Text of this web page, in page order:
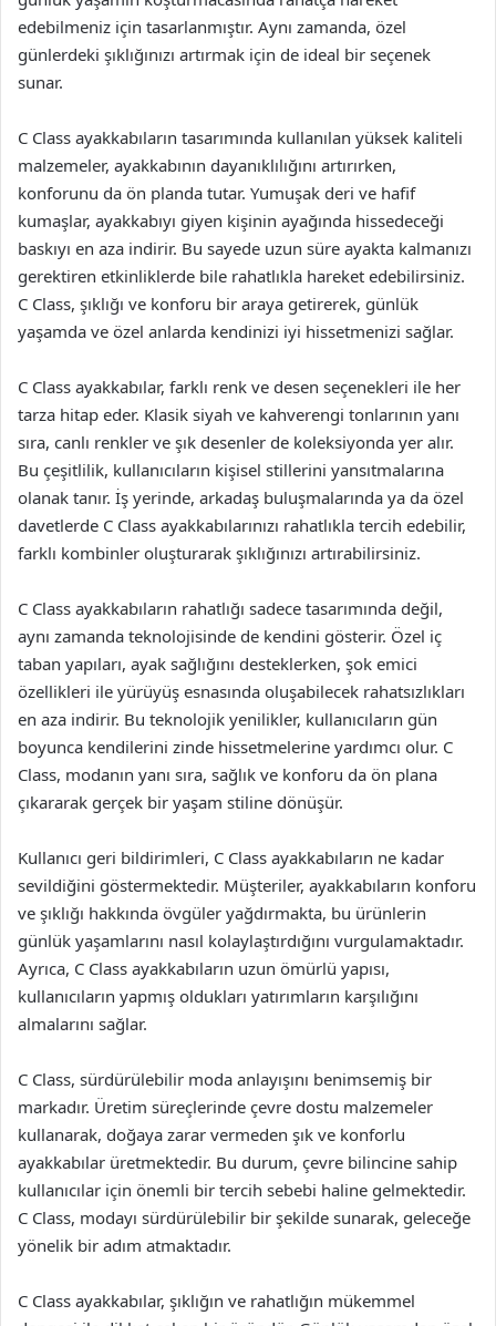
edebilmeniz için tasarlanmıştır. Aynı zamanda, özel
günlerdeki şıklığınızı artırmak için de ideal bir seçenek
sunar.
C Class ayakkabıların tasarımında kullanılan yüksek kaliteli
malzemeler, ayakkabının dayanıklılığını artırırken,
konforunu da ön planda tutar. Yumuşak deri ve hafif
kumaşlar, ayakkabıyı giyen kişinin ayağında hissedeceği
baskıyı en aza indirir. Bu sayede uzun süre ayakta kalmanızı
gerektiren etkinliklerde bile rahatlıkla hareket edebilirsiniz.
C Class, şıklığı ve konforu bir araya getirerek, günlük
yaşamda ve özel anlarda kendinizi iyi hissetmenizi sağlar.
C Class ayakkabılar, farklı renk ve desen seçenekleri ile her
tarza hitap eder. Klasik siyah ve kahverengi tonlarının yanı
sıra, canlı renkler ve şık desenler de koleksiyonda yer alır.
Bu çeşitlilik, kullanıcıların kişisel stillerini yansıtmalarına
olanak tanır. İş yerinde, arkadaş buluşmalarında ya da özel
davetlerde C Class ayakkabılarınızı rahatlıkla tercih edebilir,
farklı kombinler oluşturarak şıklığınızı artırabilirsiniz.
C Class ayakkabıların rahatlığı sadece tasarımında değil,
aynı zamanda teknolojisinde de kendini gösterir. Özel iç
taban yapıları, ayak sağlığını desteklerken, şok emici
özellikleri ile yürüyüş esnasında oluşabilecek rahatsızlıkları
en aza indirir. Bu teknolojik yenilikler, kullanıcıların gün
boyunca kendilerini zinde hissetmelerine yardımcı olur. C
Class, modanın yanı sıra, sağlık ve konforu da ön plana
çıkararak gerçek bir yaşam stiline dönüşür.
Kullanıcı geri bildirimleri, C Class ayakkabıların ne kadar
sevildiğini göstermektedir. Müşteriler, ayakkabıların konforu
ve şıklığı hakkında övgüler yağdırmakta, bu ürünlerin
günlük yaşamlarını nasıl kolaylaştırdığını vurgulamaktadır.
Ayrıca, C Class ayakkabıların uzun ömürlü yapısı,
kullanıcıların yapmış oldukları yatırımların karşılığını
almalarını sağlar.
C Class, sürdürülebilir moda anlayışını benimsemiş bir
markadır. Üretim süreçlerinde çevre dostu malzemeler
kullanarak, doğaya zarar vermeden şık ve konforlu
ayakkabılar üretmektedir. Bu durum, çevre bilincine sahip
kullanıcılar için önemli bir tercih sebebi haline gelmektedir.
C Class, modayı sürdürülebilir bir şekilde sunarak, geleceğe
yönelik bir adım atmaktadır.
C Class ayakkabılar, şıklığın ve rahatlığın mükemmel